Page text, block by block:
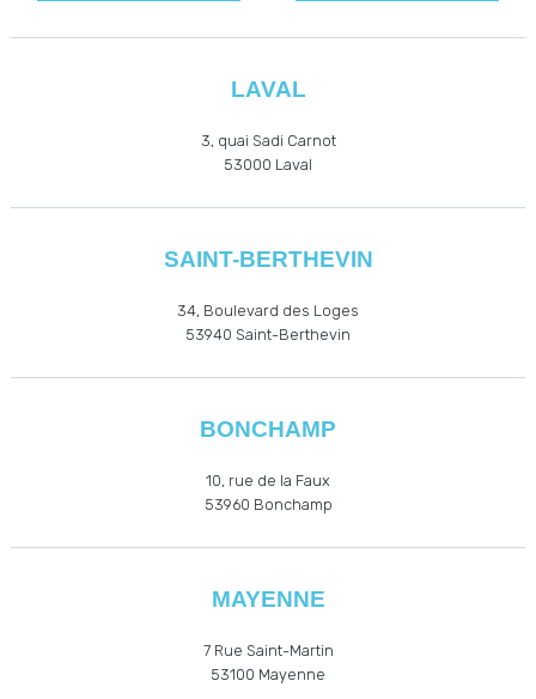
LAVAL
3, quai Sadi Carnot
53000 Laval
SAINT-BERTHEVIN
34, Boulevard des Loges
53940 Saint-Berthevin
BONCHAMP
10, rue de la Faux
53960 Bonchamp
MAYENNE
7 Rue Saint-Martin
53100 Mayenne